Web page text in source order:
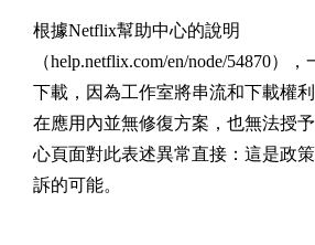
根據Netflix幫助中心的說明
（help.netflix.com/en/node/54870）
下載，因為工作室將串流和下載權
在應用內並無修復方案，也無法授
心頁面對此表述異常直接：這是政
訴的可能。